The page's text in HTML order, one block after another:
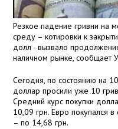
Резкое падение гривни на
среду – котировки к
долл - вызвало
наличном рынке, сообщает
Сегодня, по состоянию на
доллар просили уже 10
Средний курс покупки
10,09 грн. Евро покупался
– по 14,68 грн.